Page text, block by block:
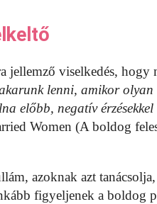
jellemző viselkedés,
lenni, amikor
előbb, negatív
Women (A boldog
azoknak azt
figyeljenek a boldog